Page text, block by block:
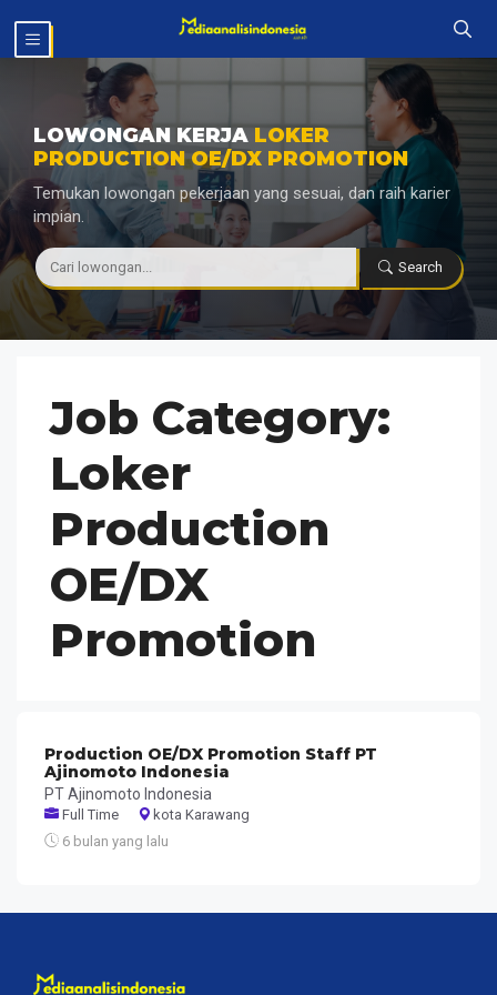
isi
MENU
LOWONGAN KERJA LOKER
PRODUCTION OE/DX PROMOTION
Temukan lowongan pekerjaan yang sesuai, dan raih karier
impian.
Search
Job Category:
Loker
Production
OE/DX
Promotion
Production OE/DX Promotion Staff PT
Ajinomoto Indonesia
PT Ajinomoto Indonesia
Full Time
kota Karawang
6 bulan yang lalu